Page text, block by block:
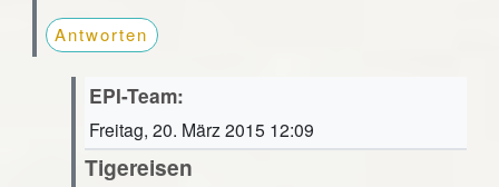
Antworten
EPI-Team:
Freitag, 20. März 2015 12:09
Tigereisen